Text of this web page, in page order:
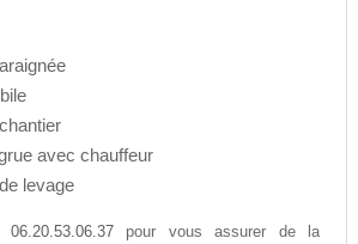
avec chauffeur
levage
06.20.53.06.37pour vous assurer de la